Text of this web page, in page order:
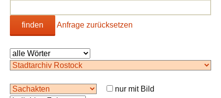
finden Anfrage zurücksetzen
nur mit Bild